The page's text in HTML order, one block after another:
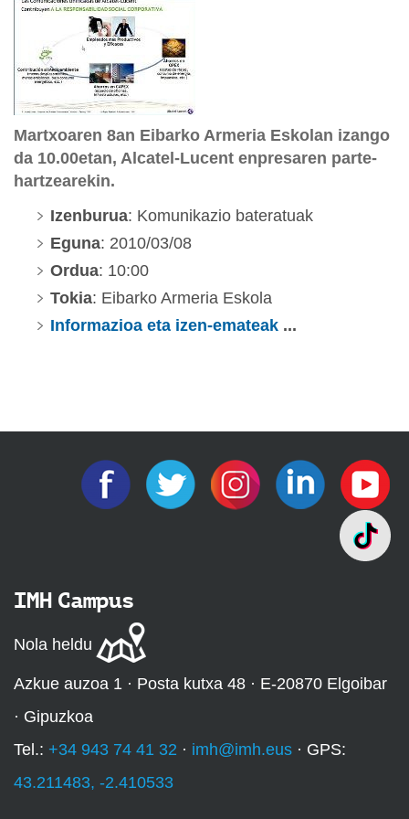
Martxoaren 8an Eibarko Armeria Eskolan izango
da 10.00etan, Alcatel-Lucent enpresaren parte-
hartzearekin.
Izenburua: Komunikazio bateratuak
Eguna: 2010/03/08
Ordua: 10:00
Tokia: Eibarko Armeria Eskola
Informazioa eta izen-emateak ...
IMH Campus
Nola heldu
Azkue auzoa 1 · Posta kutxa 48 · E-20870 Elgoibar
· Gipuzkoa
Tel.: +34 943 74 41 32 · imh@imh.eus · GPS:
43.211483, -2.410533